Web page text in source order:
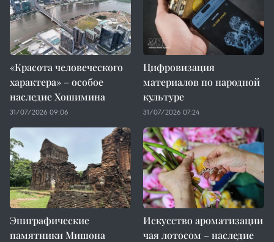
«Красота человеческого
характера» – особое
наследие Хошимина
31/07/2026 09:06
Цифровизация
материалов по народной
культуре
31/07/2026 07:24
Эпиграфические
памятники Мишона
Искусство ароматизации
чая лотосом – наследие